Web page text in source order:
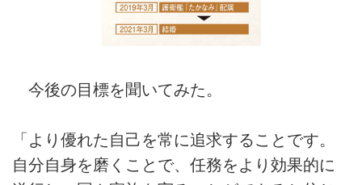
今後の目標を聞いてみた。
「より優れた自己を常に追求することです。
自分自身を磨くことで、任務をより効果的に